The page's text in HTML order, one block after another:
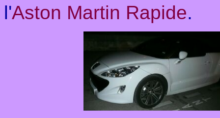
l'Aston Martin Rapide.